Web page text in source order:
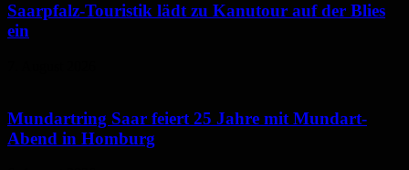
Saarpfalz-Touristik lädt zu Kanutour auf der Blies
ein
Mundartring Saar feiert 25 Jahre mit Mundart-
Abend in Homburg